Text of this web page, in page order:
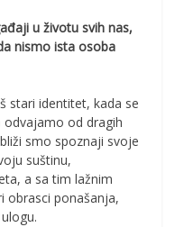
u životu svih nas,
nismo ista osoba
stari identitet, kada se
od dragih
smo spoznaji svoje
suštinu,
a sa tim lažnim
obrasci ponašanja,